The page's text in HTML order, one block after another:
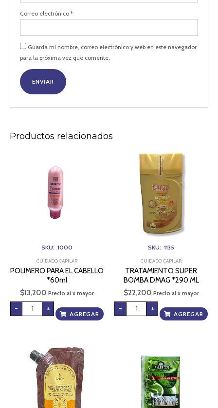
Correo electrónico*
Guarda mi nombre, correo electrónico y web en este navegador
para la próxima vez que comente.
Productos relacionados
SKU: 1000
CUIDADO CAPILAR
POLIMERO PARA EL CABELLO
*60ml
$13,200 Precio al x mayor
- +
AGREGAR
SKU: 1135
CUIDADO CAPILAR
TRATAMIENTO SUPER
BOMBA DMAG *290 ML
$22,200 Precio al x mayor
-
SUPER
DMAG
cantidad
+
AGREGAR
*90
ML
CERVEZA
cantidad
cantidad